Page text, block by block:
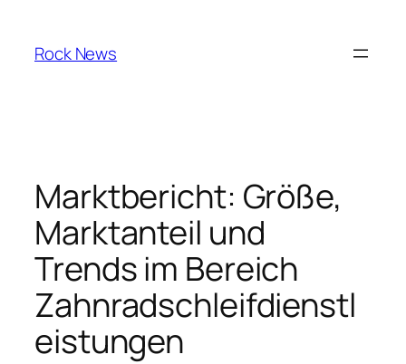
content
Rock News
Marktbericht: Größe,
Marktanteil und
Trends im Bereich
Zahnradschleifdienstl
eistungen